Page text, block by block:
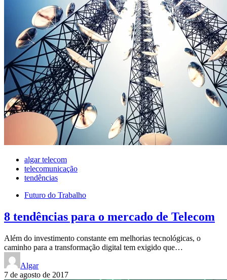
algar telecom
telecomunicação
tendências
Futuro do Trabalho
8 tendências para o mercado de Telecom
Além do investimento constante em melhorias tecnológicas, o
caminho para a transformação digital tem exigido que…
Algar
7 de agosto de 2017